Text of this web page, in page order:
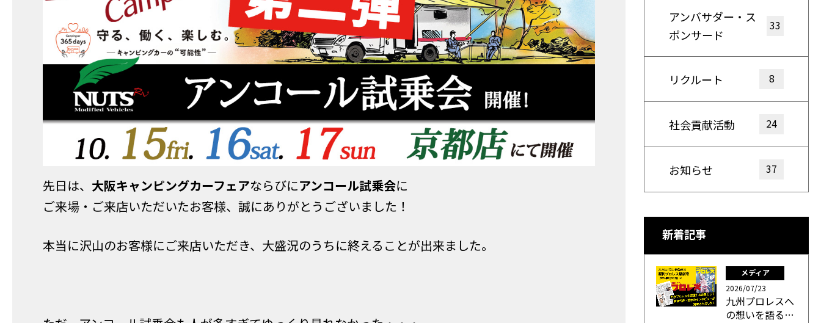
先日は、 大阪キャンピングカーフェアならびにアンコール試乗会に
ご来場・ご来店いただいたお客様、誠にありがとうございました！
本当に沢山のお客様にご来店いただき、大盛況のうちに終えることが出来ました。
アンバサダー・ス
ポンサード
33
リクルート 8
社会貢献活動 24
お知らせ 37
新着記事
メディア
2026/07/23
九州プロレスへ
の想いを語る…